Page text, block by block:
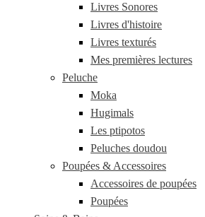
Livres Sonores
Livres d'histoire
Livres texturés
Mes premières lectures
Peluche
Moka
Hugimals
Les ptipotos
Peluches doudou
Poupées & Accessoires
Accessoires de poupées
Poupées